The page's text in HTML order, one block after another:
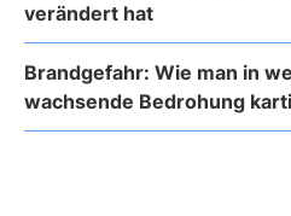
verändert hat
Brandgefahr: Wie man in
wachsende Bedrohung